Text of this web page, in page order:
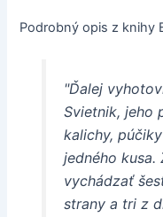
Podrobný opis z knihy
"Ďalej
Svietnik, jeho
kalichy,
jedného
vychádzať
strany a tri z